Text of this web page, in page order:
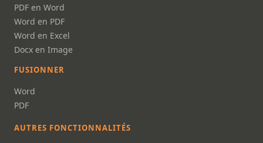
PDF en Word
Word en PDF
Word en Excel
Docx en Image
FUSIONNER
Word
PDF
AUTRES FONCTIONNALITÉS